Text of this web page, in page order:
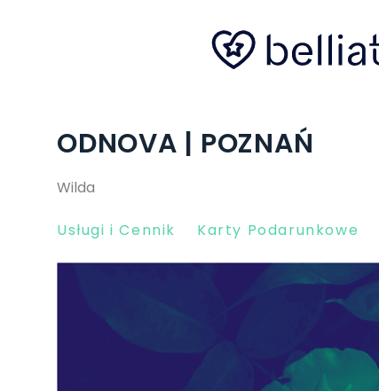
ODNOVA | POZNAŃ
Wilda
Usługi i Cennik Karty Podarunkowe